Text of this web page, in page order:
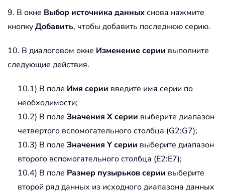
9. В окне Выбор источника данныхснова нажмите
кнопкуДобавить, чтобы добавить последнюю серию.
10. В диалоговом окне Изменение серии выполните
следующие действия.
10.1) В поле Имя серии введите имя серии по
необходимости;
10.2) В поле Значения X серии выберите диапазон
четвертого вспомогательного столбца (G2:G7);
10.3) В поле Значения Y серии выберите диапазон
второго вспомогательного столбца (E2:E7);
10.4) В поле Размер пузырьков серии выберите
второй ряд данных из исходного диапазона данных